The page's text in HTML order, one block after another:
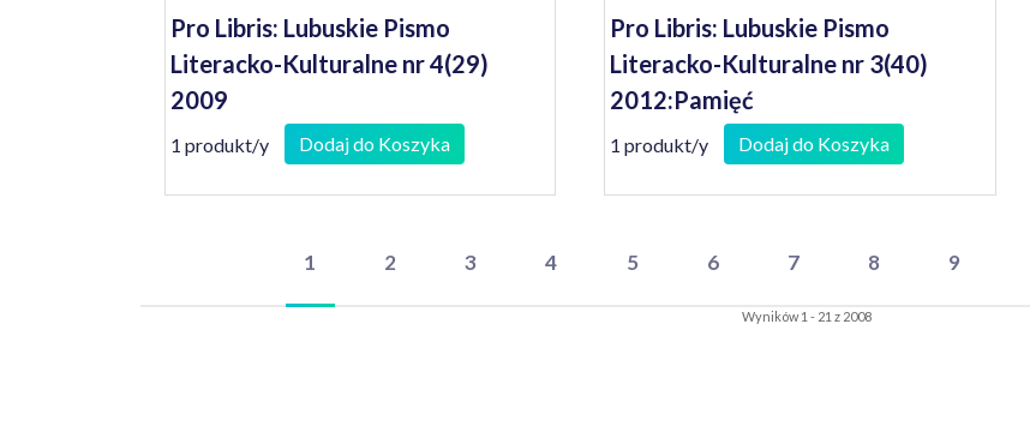
Pro Libris: Lubuskie Pismo
Literacko-Kulturalne nr 4(29)
2009
1 produkt/y Dodaj do Koszyka
Pro Libris: Lubuskie Pismo
Literacko-Kulturalne nr 3(40)
2012:Pamięć
1 produkt/y Dodaj do Koszyka
1 2 3 4 5 6 7 8 9
Wyników 1 - 21 z 2008